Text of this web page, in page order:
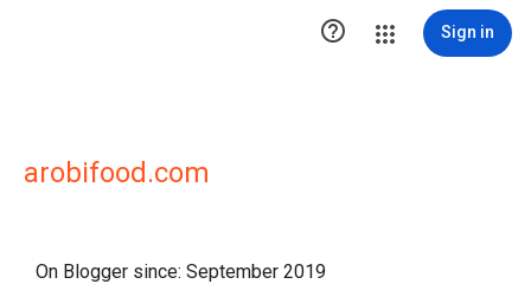
 Sign in
arobifood.com
On Blogger since: September 2019